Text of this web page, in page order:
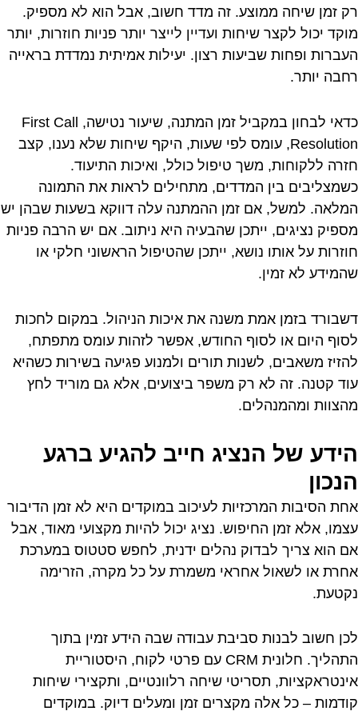
רק זמן שיחה ממוצע. זה מדד חשוב, אבל הוא לא מספיק.
מוקד יכול לקצר שיחות ועדיין לייצר יותר פניות חוזרות, יותר
העברות ופחות שביעות רצון. יעילות אמיתית נמדדת בראייה
רחבה יותר.
כדאי לבחון במקביל זמן המתנה, שיעור נטישה, First Call
Resolution, עומס לפי שעות, היקף שיחות שלא נענו, קצב
חזרה ללקוחות, משך טיפול כולל, ואיכות התיעוד.
כשמצליבים בין המדדים, מתחילים לראות את התמונה
המלאה. למשל, אם זמן ההמתנה עלה דווקא בשעות שבהן יש
מספיק נציגים, ייתכן שהבעיה היא ניתוב. אם יש הרבה פניות
חוזרות על אותו נושא, ייתכן שהטיפול הראשוני חלקי או
שהמידע לא זמין.
דשבורד בזמן אמת משנה את איכות הניהול. במקום לחכות
לסוף היום או לסוף החודש, אפשר לזהות עומס מתפתח,
להזיז משאבים, לשנות תורים ולמנוע פגיעה בשירות כשהיא
עוד קטנה. זה לא רק משפר ביצועים, אלא גם מוריד לחץ
מהצוות ומהמנהלים.
הידע של הנציג חייב להגיע ברגע
הנכון
אחת הסיבות המרכזיות לעיכוב במוקדים היא לא זמן הדיבור
עצמו, אלא זמן החיפוש. נציג יכול להיות מקצועי מאוד, אבל
אם הוא צריך לבדוק נהלים ידנית, לחפש סטטוס במערכת
אחרת או לשאול אחראי משמרת על כל מקרה, הזרימה
נקטעת.
לכן חשוב לבנות סביבת עבודה שבה הידע זמין בתוך
התהליך. חלונית CRM עם פרטי לקוח, היסטוריית
אינטראקציות, תסריטי שיחה רלוונטיים, ותקצירי שיחות
קודמות – כל אלה מקצרים זמן ומעלים דיוק. במוקדים